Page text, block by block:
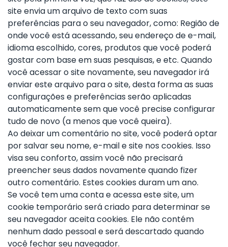
site envia um arquivo de texto com suas
preferências para o seu navegador, como: Região de
onde você está acessando, seu endereço de e-mail,
idioma escolhido, cores, produtos que você poderá
gostar com base em suas pesquisas, e etc. Quando
você acessar o site novamente, seu navegador irá
enviar este arquivo para o site, desta forma as suas
configurações e preferências serão aplicadas
automaticamente sem que você precise configurar
tudo de novo (a menos que você queira).
Ao deixar um comentário no site, você poderá optar
por salvar seu nome, e-mail e site nos cookies. Isso
visa seu conforto, assim você não precisará
preencher seus dados novamente quando fizer
outro comentário. Estes cookies duram um ano.
Se você tem uma conta e acessa este site, um
cookie temporário será criado para determinar se
seu navegador aceita cookies. Ele não contém
nenhum dado pessoal e será descartado quando
você fechar seu navegador.